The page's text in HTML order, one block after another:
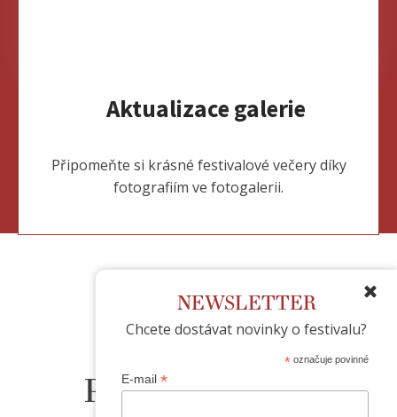
Aktualizace galerie
Připomeňte si krásné festivalové večery díky
fotografiím ve fotogalerii.
NEWSLETTER
Chcete dostávat novinky o festivalu?
* označuje povinné
E-mail *
PŘIHLÁŠENÍ K